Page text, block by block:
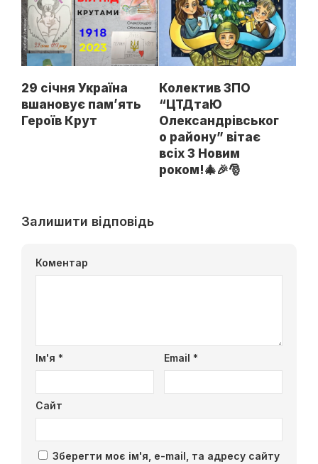
29 січня Україна
вшановує пам’ять
Героїв Крут
Колектив ЗПО
“ЦТДтаЮ
Олександрівськог
о району” вітає
всіх З Новим
роком!🎄🎉🎅
Залишити відповідь
Коментар
Ім'я * Email *
Сайт
Зберегти моє ім'я, e-mail, та адресу сайту